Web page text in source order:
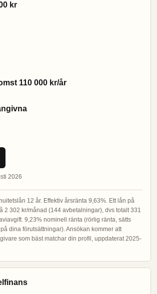
kr
110 000 kr/år
2026
12 år. Effektiv årsränta 9,63%. Ett lån på
2 302 kr/månad (144 avbetalningar), dvs totalt 331
9,23% nominell ränta (rörlig ränta, sätts
dina förutsättningar). Ansökan kommer att
som bäst matchar din profil, uppdaterat 2025-